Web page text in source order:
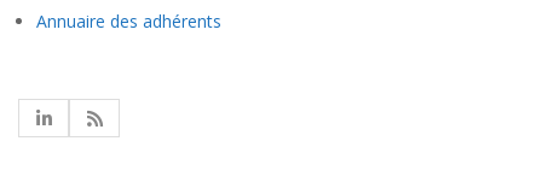
Annuaire des adhérents